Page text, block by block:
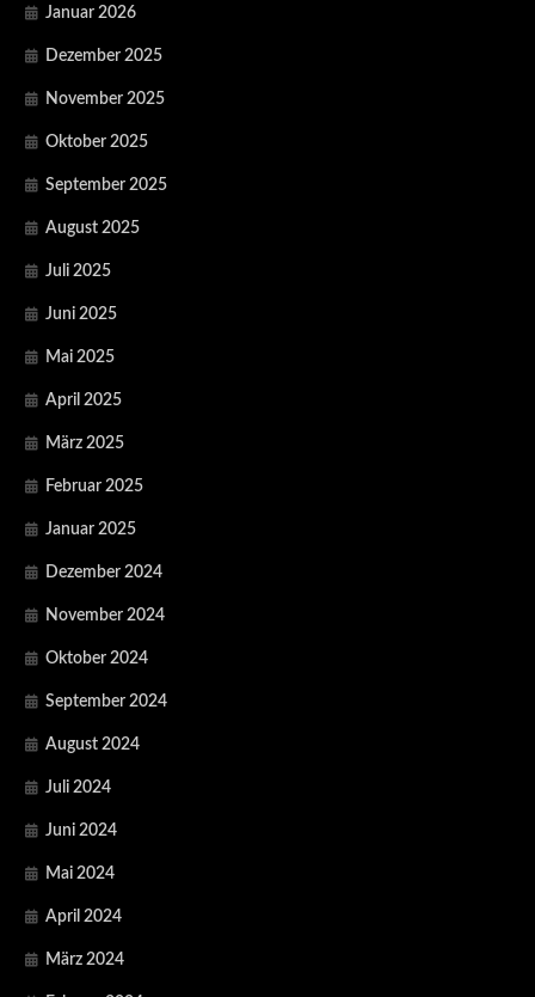
Januar 2026
Dezember 2025
November 2025
Oktober 2025
September 2025
August 2025
Juli 2025
Juni 2025
Mai 2025
April 2025
März 2025
Februar 2025
Januar 2025
Dezember 2024
November 2024
Oktober 2024
September 2024
August 2024
Juli 2024
Juni 2024
Mai 2024
April 2024
März 2024